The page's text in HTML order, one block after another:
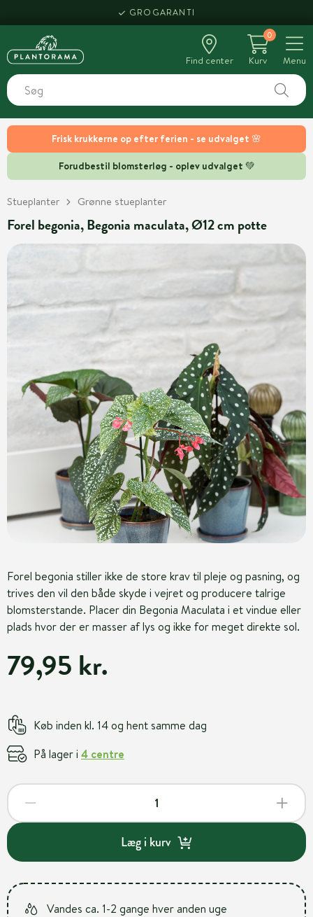
Frisk krukkerne op efter ferien - se udvalget 🌸
Forudbestil blomsterløg - oplev udvalget 💚
GROGARANTI
Find center
0
Kurv
Menu
Stueplanter Grønne stueplanter
Forel begonia, Begonia maculata, Ø12 cm potte
Forel begonia stiller ikke de store krav til pleje og pasning, og
trives den vil den både skyde i vejret og producere talrige
blomsterstande. Placer din Begonia Maculata i et vindue eller
plads hvor der er masser af lys og ikke for meget direkte sol.
79,95 kr.
Køb inden kl. 14 og hent samme dag
På lager i 4 centre
Læg i kurv
Vandes ca. 1-2 gange hver anden uge